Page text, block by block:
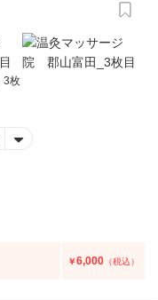
3枚
￥6,000 （税込）